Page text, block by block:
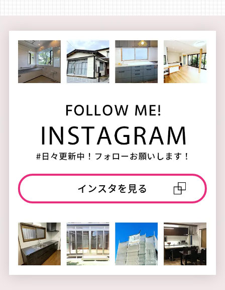
インスタを見る